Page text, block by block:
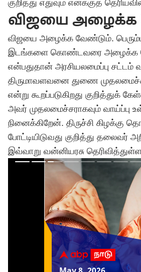
குறித்து எதுவும் எனக்குத்
விஜயை அழைக்க
விஜயை அழைக்க வேண்டும்.
இடங்களை கொண்டவரை அழைக்க
என்பதுதான் அரசியலமைப்பு சட்டம்
திருமாவளவனை துணை
என்று கூறப்படுகிறது குறித்துக்
அவர் முதலமைச்சராகவும் வாய்ப்பு
நினைக்கிறேன். திருச்சி கிழக்கு
போட்டியிடுவது குறித்து தலைவர்
இவ்வாறு வன்னியரசு